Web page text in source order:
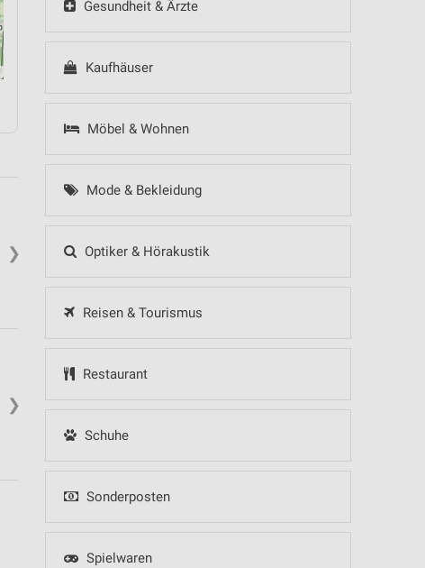
Gesundheit & Ärzte
Kaufhäuser
Möbel & Wohnen
Mode & Bekleidung
Optiker & Hörakustik
Reisen & Tourismus
Restaurant
Schuhe
Sonderposten
Spielwaren
❯
❯